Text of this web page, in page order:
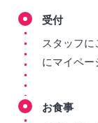
受付
スタッフ
にマイペー
お食事